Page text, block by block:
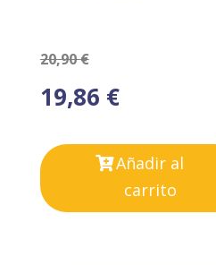
20,90€
19,86 €
Añadir al
carrito